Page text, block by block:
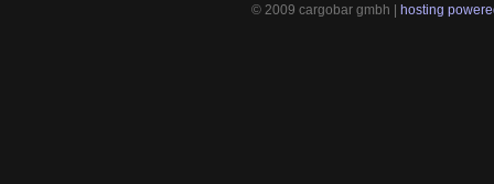
© 2009 cargobar gmbh | hosting